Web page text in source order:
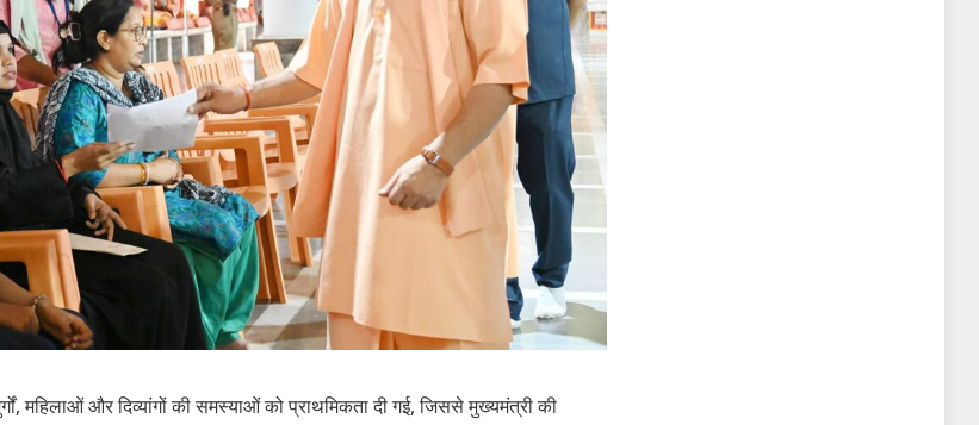
महिलाओं और दिव्यांगों की समस्याओं को प्राथमिकता दी गई, जिससे मुख्यमंत्री की